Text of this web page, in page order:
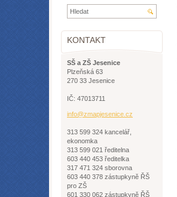
KONTAKT
SŠ a ZŠ Jesenice
Plzeňská 63
270 33 Jesenice
IČ: 47013711
info@zmapjesenice.cz
313 599 324 kancelář,
ekonomka
313 599 021 ředitelna
603 440 453 ředitelka
317 471 324 sborovna
603 440 378 zástupkyně ŘŠ
pro ZŠ
601 330 062 zástupkyně ŘŠ